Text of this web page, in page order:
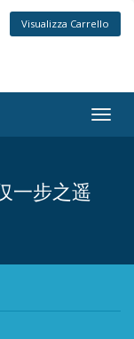
Visualizza Carrello
一步之遥